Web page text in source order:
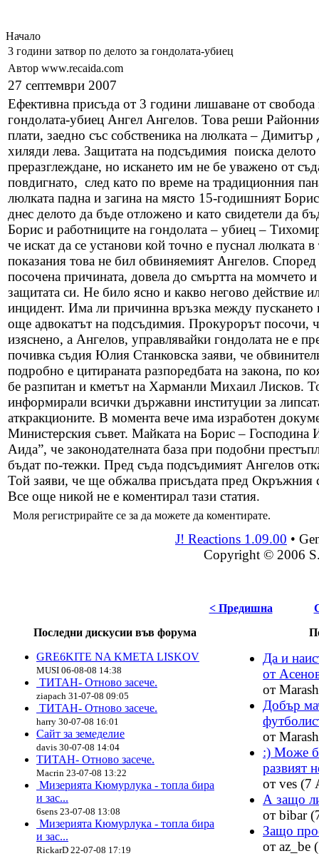
Начало
3 години затвор по делото за гондолата-убиец
Автор www.recaida.com
27 септември 2007
Ефективна присъда от 3 години лишаване от
гондолата-убиец Ангел Ангелов. Това реши
плати, заедно със собственика на люлката –
хиляди лева. Защитата на подсъдимия поиска
преразглеждане, но искането им не бе уважено от
повдигнато, след като по време на традиционния
люлката падна и загина на място 15-годишният
днес делото да бъде отложено и като свидетели да
Борис и работниците на гондолата – убиец –
че искат да се установи кой точно е пуснал люлката
показания това не бил обвиняемият Ангелов.
посочена причината, довела до смъртта на момчето
защитата си. Не било ясно и какво негово действие
инцидент. Има ли причинна връзка между пускането
още адвокатът на подсъдимия. Прокурорът посочи,
изяснено, а Ангелов, управлявайки гондолата не е
почивка съдия Юлия Станковска заяви, че
подробно е цитираната разпоредбата на закона, по
бе разпитан и кметът на Харманли Михаил Лисков.
информирали всички държавни институции за
аткракционите. В момента вече има изработен
Министерския съвет. Майката на Борис – Господина
Аида”, че законодателната база при подобни
бъдат по-тежки. Пред съда подсъдимият Ангелов
Той заяви, че ще обжалва присъдата пред Окръжния
Все още никой не е коментирал тази статия.
Моля регистрирайте се за да можете да коментирате.
J! Reactions 1.09.00 •
Copyright © 2006
< Предишна
Последни дискусии във форума
GRE6KITE NA KMETA LISKOV
MUSI 06-08-08 14:38
ТИТАН- Отново засече.
ziapach 31-07-08 09:05
ТИТАН- Отново засече.
harry 30-07-08 16:01
Сайт за земеделие
davis 30-07-08 14:04
ТИТАН- Отново засече.
Macrin 23-07-08 13:22
Мизерията Кюмурлука - топла бира
и зас...
6sens 23-07-08 13:08
Мизерията Кюмурлука - топла бира
и зас...
RickarD 22-07-08 17:19
Да и
от
от
Добър
от
:) Може
развият
от ves (7
А защо
от bibar
Защо
от az_be